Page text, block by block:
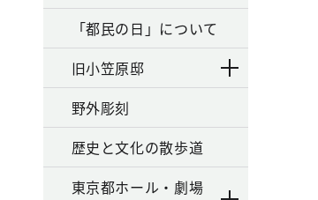
「都民の日」について
旧小笠原邸
野外彫刻
歴史と文化の散歩道
東京都ホール・劇場